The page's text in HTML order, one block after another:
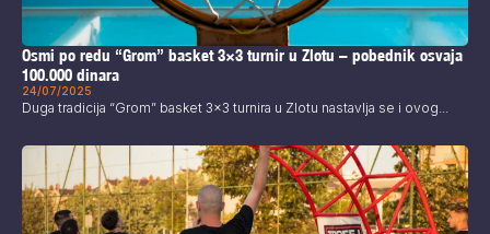
Osmi po redu “Grom” basket 3×3 turnir u Zlotu – pobednik osvaja
100.000 dinara
24/07/2025
Duga tradicija “Grom” basket 3x3 turnira u Zlotu nastavlja se i ovog...